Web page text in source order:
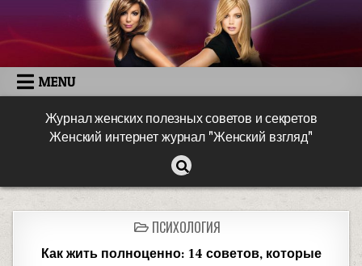
MENU
Журнал женских полезных советов и секретов
Женский интернет журнал "Женский взгляд"
ПСИХОЛОГИЯ
Как жить полноценно: 14 советов, которые